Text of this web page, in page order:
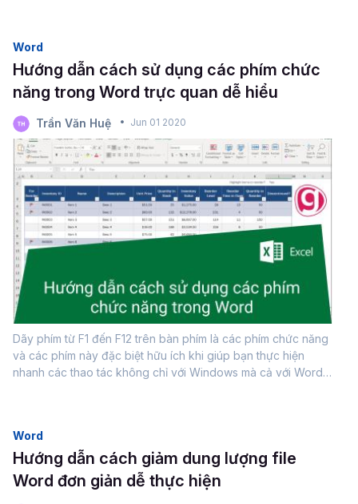
Word
Hướng dẫn cách sử dụng các phím chức
năng trong Word trực quan dễ hiểu
Trần Văn Huệ Jun 01 2020
Dãy phím từ F1 đến F12 trên bàn phím là các phím chức năng
và các phím này đặc biệt hữu ích khi giúp bạn thực hiện
nhanh các thao tác không chỉ với Windows mà cả với Word.
Word
Hướng dẫn cách giảm dung lượng file
Word đơn giản dễ thực hiện